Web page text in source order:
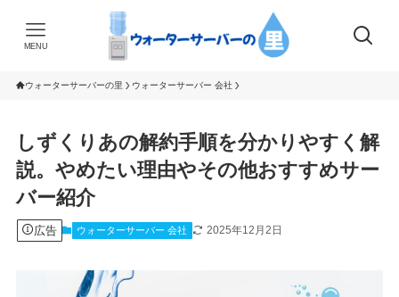
MENU
ウォーターサーバーの里 ウォーターサーバー 会社
しずくりあの解約手順を分かりやすく解
説。やめたい理由やその他おすすめサー
バー紹介
広告 ウォーターサーバー 会社 2025年12月2日